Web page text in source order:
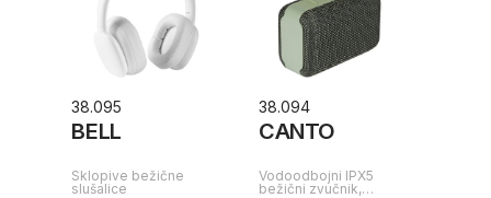
38.095
BELL
Sklopive bežične
slušalice
38.094
CANTO
Vodoodbojni IPX5
bežični zvučnik,…